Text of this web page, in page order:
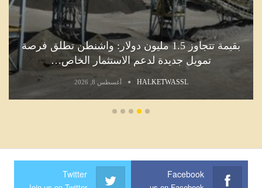
بقيمة تتجاوز 1.5 مليون دولار: واشنطن تطلق فرصة
تمويل جديدة لدعم الاستثمار الخاص…
HALKETWASSL أغسطس 8, 2026
رسمي
Facebook
Twitter